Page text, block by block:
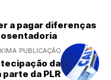
a pagar diferenças
PUBLICAÇÃO
da
da PLR